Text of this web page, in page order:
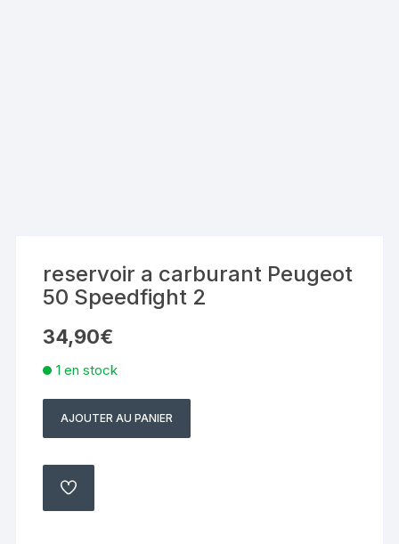
reservoir a carburant Peugeot
50 Speedfight 2
34,90€
1 en stock
quantité
reservoir
carburant
AJOUTER AU PANIER
AJOUTER